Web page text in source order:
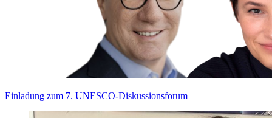
Einladung zum 7. UNESCO-Diskussionsforum